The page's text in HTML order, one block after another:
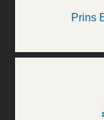
Prins